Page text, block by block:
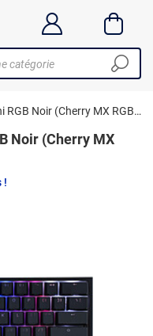
Ducky Channel One 2 Mini RGB Noir (Cherry MX RGB Blue)
Noir (Cherry MX
!